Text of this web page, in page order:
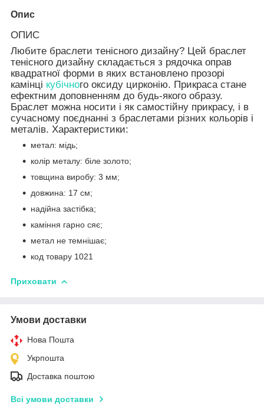
Опис
ОПИС
Любите браслети тенісного дизайну? Цей браслет
тенісного дизайну складається з рядочка оправ
квадратної форми в яких встановлено прозорі
камінці кубічного оксиду цирконію. Прикраса стане
ефектним доповненням до будь-якого образу.
Браслет можна носити і як самостійну прикрасу, і в
сучасному поєднанні з браслетами різних кольорів і
металів. Характеристики:
метал: мідь;
колір металу: біле золото;
товщина виробу: 3 мм;
довжина: 17 см;
надійна застібка;
каміння гарно сяє;
метал не темнішає;
код товару 1021
Приховати
Умови доставки
Нова Пошта
Укрпошта
Доставка поштою
Всі умови доставки